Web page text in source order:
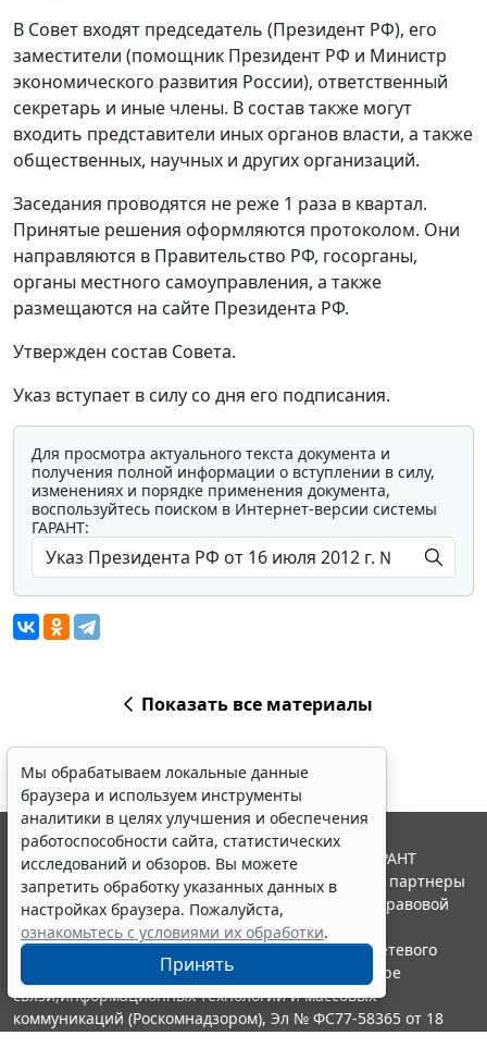
В Совет входят председатель (Президент РФ), его
заместители (помощник Президент РФ и Министр
экономического развития России), ответственный
секретарь и иные члены. В состав также могут
входить представители иных органов власти, а также
общественных, научных и других организаций.
Заседания проводятся не реже 1 раза в квартал.
Принятые решения оформляются протоколом. Они
направляются в Правительство РФ, госорганы,
органы местного самоуправления, а также
размещаются на сайте Президента РФ.
Утвержден состав Совета.
Указ вступает в силу со дня его подписания.
Для просмотра актуального текста документа и
получения полной информации о вступлении в силу,
изменениях и порядке применения документа,
воспользуйтесь поиском в Интернет-версии системы
ГАРАНТ:
Показать все материалы
Мы обрабатываем локальные данные
браузера и используем инструменты
аналитики в целях улучшения и обеспечения
работоспособности сайта, статистических
исследований и обзоров. Вы можете
запретить обработку указанных данных в
настройках браузера. Пожалуйста,
ознакомьтесь с условиями их обработки.
Принять
© ООО "НПП "ГАРАНТ-СЕРВИС", 2026. Система ГАРАНТ
выпускается с 1990 года. Компания "Гарант" и ее партнеры
являются участниками Российской ассоциации правовой
информации ГАРАНТ.
Портал ГАРАНТ.РУ зарегистрирован в качестве сетевого
издания Федеральной службой по надзору в сфере
связи,информационных технологий и массовых
коммуникаций (Роскомнадзором), Эл № ФС77-58365 от 18